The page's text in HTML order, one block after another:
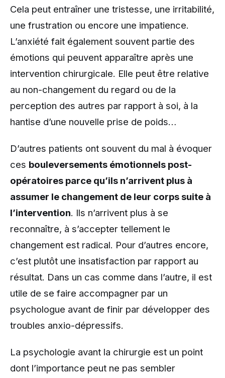
Cela peut entraîner une tristesse, une irritabilité,
une frustration ou encore une impatience.
L’anxiété fait également souvent partie des
émotions qui peuvent apparaître après une
intervention chirurgicale. Elle peut être relative
au non-changement du regard ou de la
perception des autres par rapport à soi, à la
hantise d’une nouvelle prise de poids…
D’autres patients ont souvent du mal à évoquer
ces bouleversements émotionnels post-
opératoires parce qu’ils n’arrivent plus à
assumer le changement de leur corps suite à
l’intervention. Ils n’arrivent plus à se
reconnaître, à s’accepter tellement le
changement est radical. Pour d’autres encore,
c’est plutôt une insatisfaction par rapport au
résultat. Dans un cas comme dans l’autre, il est
utile de se faire accompagner par un
psychologue avant de finir par développer des
troubles anxio-dépressifs.
La psychologie avant la chirurgie est un point
dont l’importance peut ne pas sembler